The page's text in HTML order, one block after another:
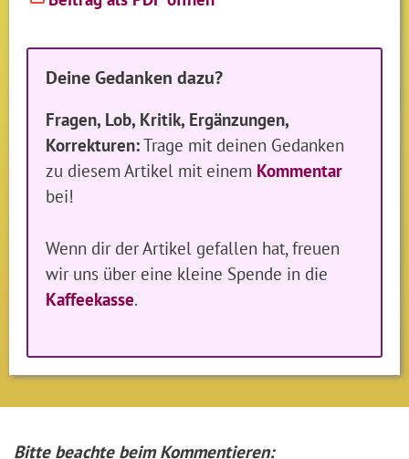
Deine Gedanken dazu?
Fragen, Lob, Kritik, Ergänzungen,
Korrekturen:Trage mit deinen Gedanken
zu diesem Artikel mit einem Kommentar
bei!
Wenn dir der Artikel gefallen hat, freuen
wir uns über eine kleine Spende in die
Kaffeekasse.
Bitte beachte beim Kommentieren: